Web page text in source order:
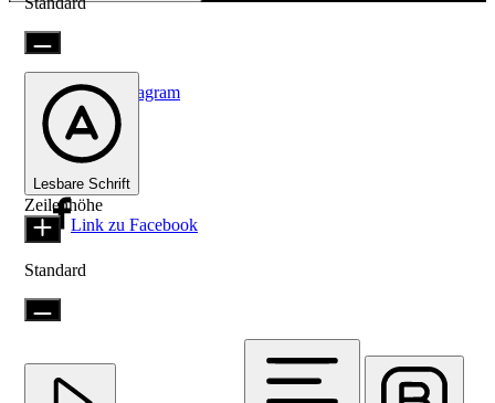
Link zu Instagram
Link zu Facebook
Lesbare Schrift
Zeilenhöhe
Standard